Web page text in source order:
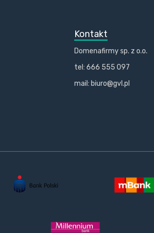
Kontakt
Domenafirmy sp. z o.o.
tel: 666 555 097
mail: biuro@gvl.pl